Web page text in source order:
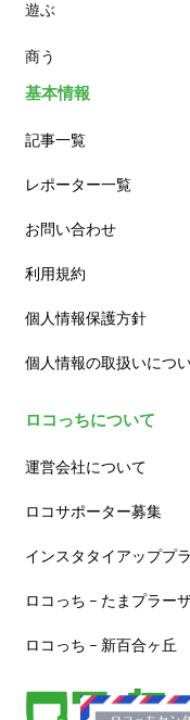
カフェ
遊ぶ
商う
基本情報
記事一覧
レポーター一覧
お問い合わせ
利用規約
個人情報保護方針
個人情報の取扱いにつ
ロコっちについて
運営会社について
ロコサポーター募集
インスタタイアッププ
ロコっち – たまプラー
ロコっち – 新百合ヶ丘